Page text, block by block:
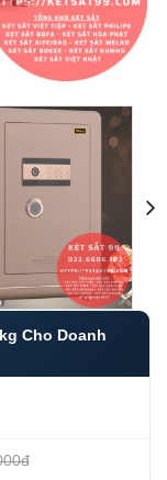
Cho Doanh